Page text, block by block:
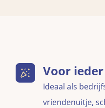
Voor
Ideaal als
vriendenuitje,